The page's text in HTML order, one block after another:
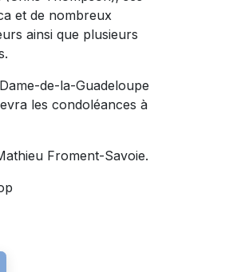
et de nombreux
ainsi que plusieurs
de-la-Guadeloupe
les condoléances à
Froment-Savoie.